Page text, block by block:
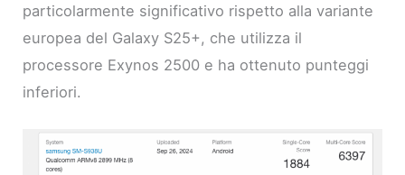
particolarmente significativo rispetto alla variante
europea del Galaxy S25+, che utilizza il
processore Exynos 2500 e ha ottenuto punteggi
inferiori.